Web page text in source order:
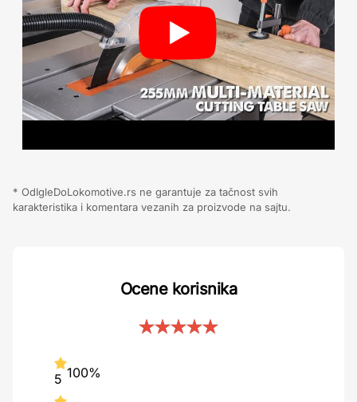
* OdIgleDoLokomotive.rs ne garantuje za tačnost svih
karakteristika i komentara vezanih za proizvode na sajtu.
Ocene korisnika
5 100%